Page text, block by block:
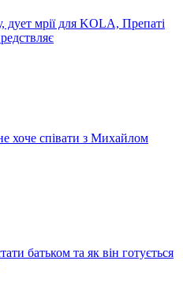
дует мрії для KOLA, Препаті
хоче співати з Михайлом
батьком та як він готується